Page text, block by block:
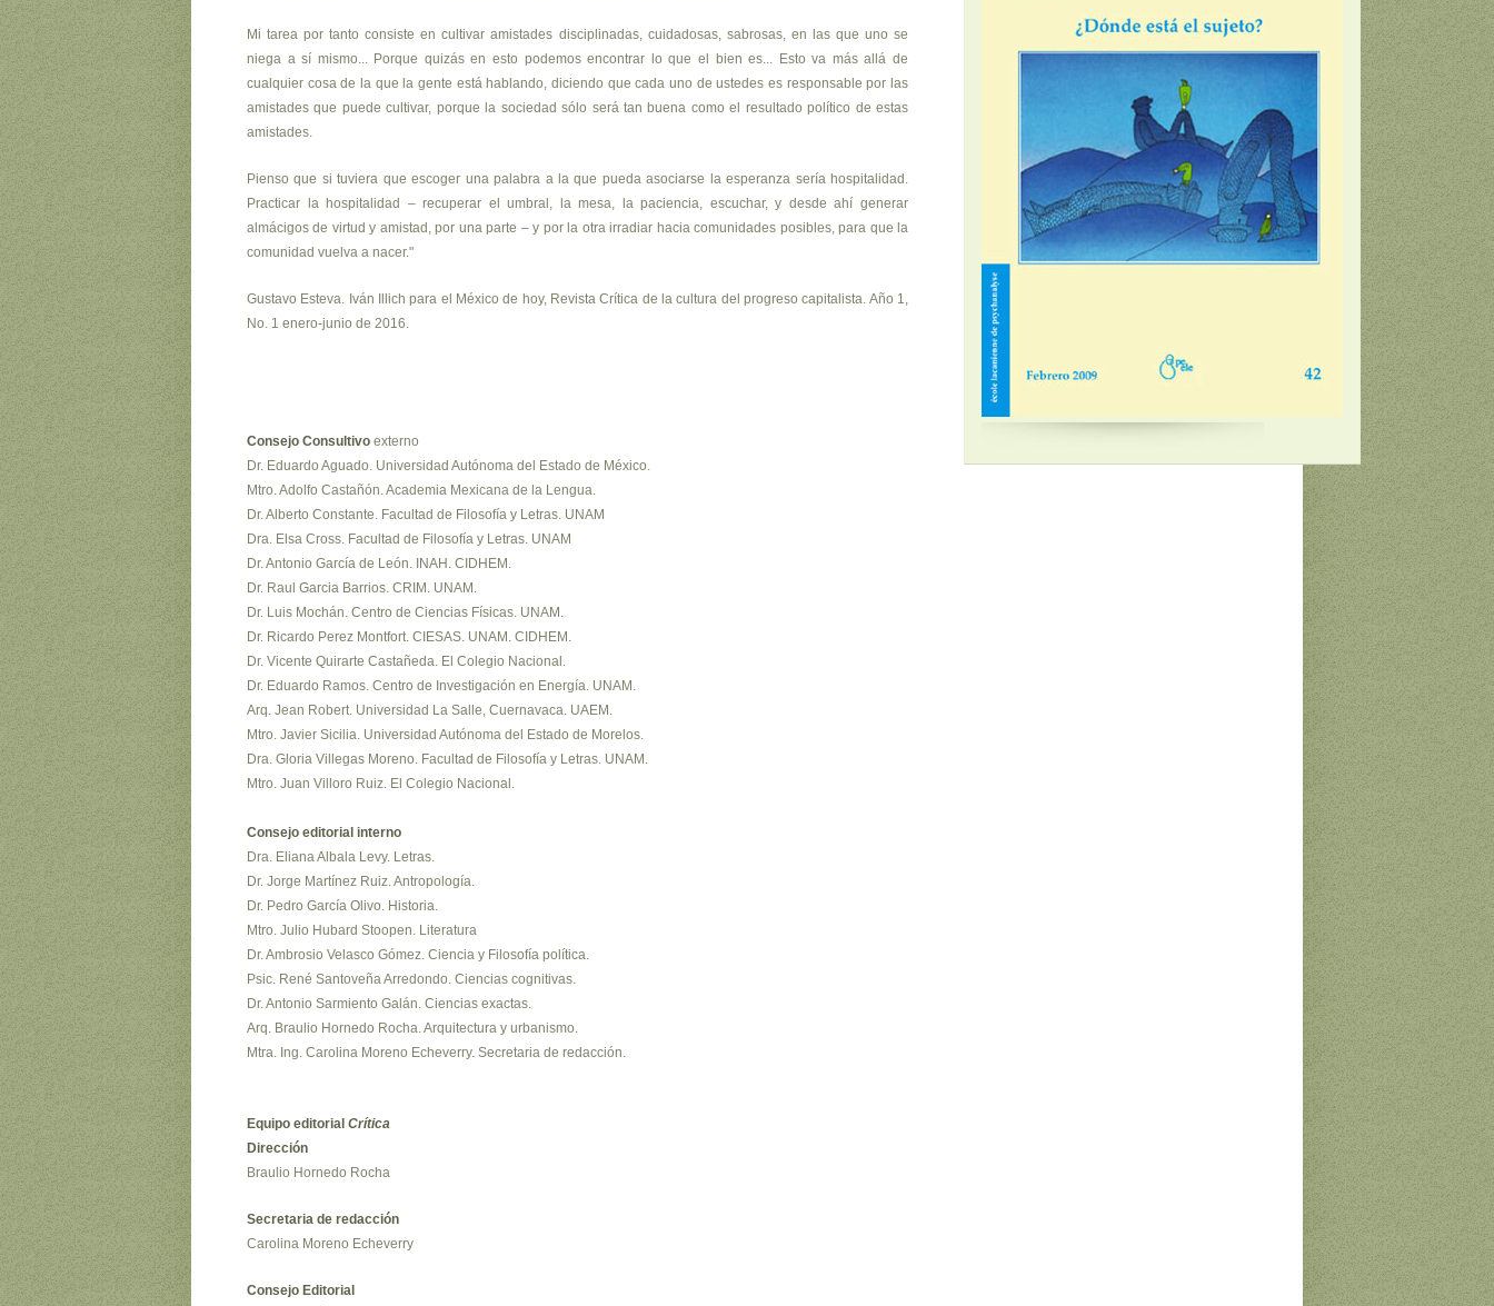
Mi tarea por tanto consiste en cultivar amistades disciplinadas, cuidadosas, sabrosas, en las que uno se
niega a sí mismo... Porque quizás en esto podemos encontrar lo que el bien es... Esto va más allá de
cualquier cosa de la que la gente está hablando, diciendo que cada uno de ustedes es responsable por las
amistades que puede cultivar, porque la sociedad sólo será tan buena como el resultado político de estas
amistades.
Pienso que si tuviera que escoger una palabra a la que pueda asociarse la esperanza sería hospitalidad.
Practicar la hospitalidad – recuperar el umbral, la mesa, la paciencia, escuchar, y desde ahí generar
almácigos de virtud y amistad, por una parte – y por la otra irradiar hacia comunidades posibles, para que la
comunidad vuelva a nacer."
Gustavo Esteva. Iván Illich para el México de hoy, Revista Crítica de la cultura del progreso capitalista. Año 1,
No. 1 enero-junio de 2016.
Consejo Consultivo externo
Dr. Eduardo Aguado. Universidad Autónoma del Estado de México.
Mtro. Adolfo Castañón. Academia Mexicana de la Lengua.
Dr. Alberto Constante. Facultad de Filosofía y Letras. UNAM
Dra. Elsa Cross. Facultad de Filosofía y Letras. UNAM
Dr. Antonio García de León. INAH. CIDHEM.
Dr. Raul Garcia Barrios. CRIM. UNAM.
Dr. Luis Mochán. Centro de Ciencias Físicas. UNAM.
Dr. Ricardo Perez Montfort. CIESAS. UNAM. CIDHEM.
Dr. Vicente Quirarte Castañeda. El Colegio Nacional.
Dr. Eduardo Ramos. Centro de Investigación en Energía. UNAM.
Arq. Jean Robert. Universidad La Salle, Cuernavaca. UAEM.
Mtro. Javier Sicilia. Universidad Autónoma del Estado de Morelos.
Dra. Gloria Villegas Moreno. Facultad de Filosofía y Letras. UNAM.
Mtro. Juan Villoro Ruiz. El Colegio Nacional.
Consejo editorial interno
Dra. Eliana Albala Levy. Letras.
Dr. Jorge Martínez Ruiz. Antropología.
Dr. Pedro García Olivo. Historia.
Mtro. Julio Hubard Stoopen. Literatura
Dr. Ambrosio Velasco Gómez. Ciencia y Filosofía política.
Psic. René Santoveña Arredondo. Ciencias cognitivas.
Dr. Antonio Sarmiento Galán. Ciencias exactas.
Arq. Braulio Hornedo Rocha. Arquitectura y urbanismo.
Mtra. Ing. Carolina Moreno Echeverry. Secretaria de redacción.
Equipo editorial Crítica
Dirección
Braulio Hornedo Rocha
Secretaria de redacción
Carolina Moreno Echeverry
Consejo Editorial